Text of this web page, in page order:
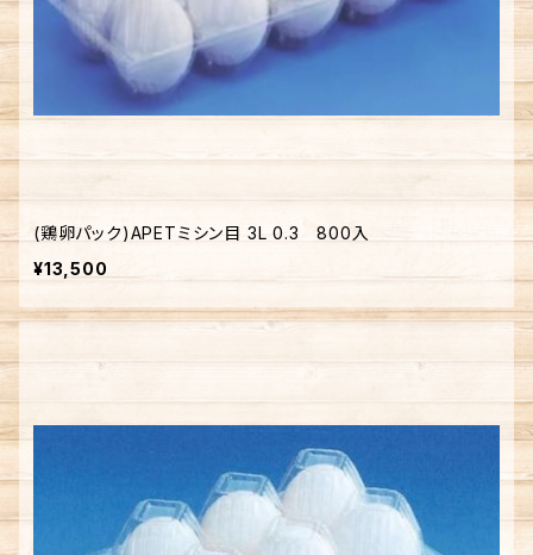
(鶏卵パック)APETミシン目 3L 0.3 800入
¥13,500